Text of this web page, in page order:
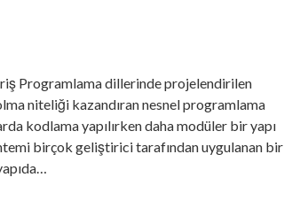
Programlama dillerinde projelendirilen
niteliği kazandıran nesnel programlama
kodlama yapılırken daha modüler bir yapı
birçok geliştirici tarafından uygulanan bir